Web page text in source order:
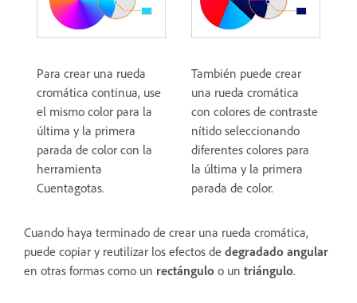
Para crear una rueda
cromática continua, use
el mismo color para la
última y la primera
parada de color con la
herramienta
Cuentagotas.
También puede crear
una rueda cromática
con colores de contraste
nítido seleccionando
diferentes colores para
la última y la primera
parada de color.
Cuando haya terminado de crear una rueda cromática,
puede copiar y reutilizar los efectos de degradado angular
en otras formas como un rectángulo o un triángulo.